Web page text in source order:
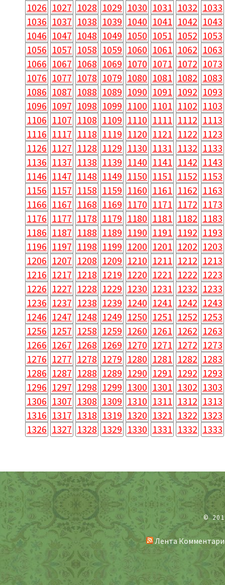
1026 1027 1028 1029 1030 1031 1032 1033
1036 1037 1038 1039 1040 1041 1042 1043
1046 1047 1048 1049 1050 1051 1052 1053
1056 1057 1058 1059 1060 1061 1062 1063
1066 1067 1068 1069 1070 1071 1072 1073
1076 1077 1078 1079 1080 1081 1082 1083
1086 1087 1088 1089 1090 1091 1092 1093
1096 1097 1098 1099 1100 1101 1102 1103
1106 1107 1108 1109 1110 1111 1112 1113
1116 1117 1118 1119 1120 1121 1122 1123
1126 1127 1128 1129 1130 1131 1132 1133
1136 1137 1138 1139 1140 1141 1142 1143
1146 1147 1148 1149 1150 1151 1152 1153
1156 1157 1158 1159 1160 1161 1162 1163
1166 1167 1168 1169 1170 1171 1172 1173
1176 1177 1178 1179 1180 1181 1182 1183
1186 1187 1188 1189 1190 1191 1192 1193
1196 1197 1198 1199 1200 1201 1202 1203
1206 1207 1208 1209 1210 1211 1212 1213
1216 1217 1218 1219 1220 1221 1222 1223
1226 1227 1228 1229 1230 1231 1232 1233
1236 1237 1238 1239 1240 1241 1242 1243
1246 1247 1248 1249 1250 1251 1252 1253
1256 1257 1258 1259 1260 1261 1262 1263
1266 1267 1268 1269 1270 1271 1272 1273
1276 1277 1278 1279 1280 1281 1282 1283
1286 1287 1288 1289 1290 1291 1292 1293
1296 1297 1298 1299 1300 1301 1302 1303
1306 1307 1308 1309 1310 1311 1312 1313
1316 1317 1318 1319 1320 1321 1322 1323
1326 1327 1328 1329 1330 1331 1332 1333
©
Лента